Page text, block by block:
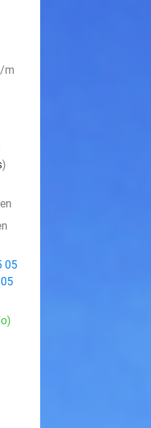
m
)
05